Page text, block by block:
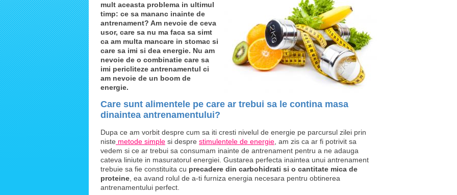
mult aceasta problema in ultimul
timp: ce sa mananc inainte de
antrenament? Am nevoie de ceva
usor, care sa nu ma faca sa simt
ca am multa mancare in stomac si
care sa imi si dea energie. Nu am
nevoie de o combinatie care sa
imi pericliteze antrenamentul ci
am nevoie de un boom de
energie.
Care sunt alimentele pe care ar trebui sa le contina masa
dinaintea antrenamentului?
Dupa ce am vorbit despre cum sa iti cresti nivelul de energie pe parcursul zilei prin
niste metode simple si despre stimulentele de energie , am zis ca ar fi potrivit sa
vedem si ce ar trebui sa consumam inainte de antrenament pentru a ne adauga
cateva liniute in masuratorul energiei. Gustarea perfecta inaintea unui antrenament
trebuie sa fie constituita cu precadere din carbohidrati si o cantitate mica de
proteine , ea avand rolul de a-ti furniza energia necesara pentru obtinerea
antrenamentului perfect.